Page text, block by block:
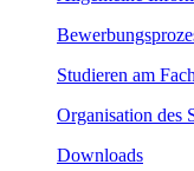
Studieren am
Organisation des
Downloads